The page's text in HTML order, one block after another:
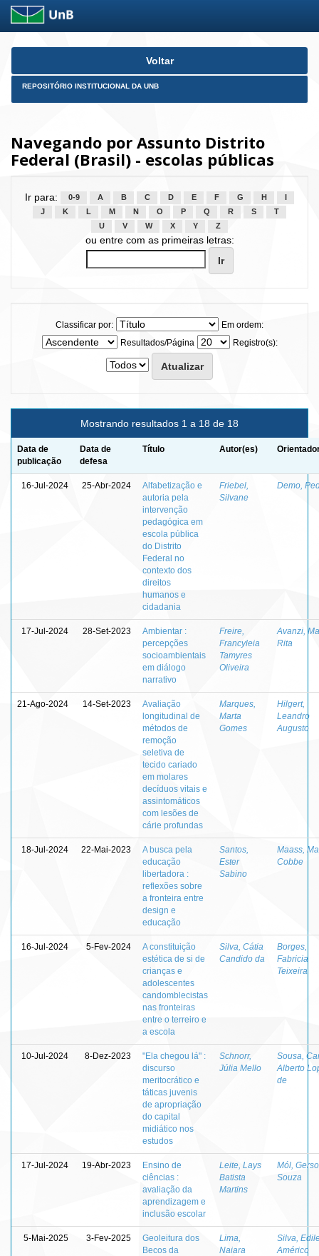
Skip
Voltar
REPOSITÓRIO INSTITUCIONAL DA UNB
Navegando por Assunto Distrito
Federal (Brasil) - escolas públicas
Ir para: 0-9 A B C D E F G H
J
K L M N O P Q R S
T
U
V W X Y Z
ou entre com as primeiras letras:
Classificar por:
Em ordem:
Resultados/Página
Registro(s):
Mostrando resultados 1 a 18 de 18
Data de
publicação
Data de
defesa
Título Autor(es)
16-Jul-2024 25-Abr-2024
Alfabetização e
autoria pela
intervenção
pedagógica em
escola pública
do Distrito
Federal no
contexto dos
direitos
humanos e
cidadania
Friebel,
Silvane
Demo,
17-Jul-2024 28-Set-2023
Ambientar :
percepções
socioambientais
em diálogo
narrativo
Freire,
Francyleia
Tamyres
Oliveira
Avanzi,
Rita
21-Ago-2024 14-Set-2023
Avaliação
longitudinal de
métodos de
remoção
seletiva de
tecido cariado
em molares
decíduos vitais e
assintomáticos
com lesões de
cárie profundas
Marques,
Marta
Gomes
Hilgert,
Leandro
Augusto
18-Jul-2024 22-Mai-2023
A busca pela
educação
libertadora :
reflexões sobre
a fronteira entre
design e
educação
Santos,
Ester
Sabino
Maass,
Cobbe
16-Jul-2024 5-Fev-2024
A constituição
estética de si de
crianças e
adolescentes
candomblecistas
nas fronteiras
entre o terreiro e
a escola
Silva, Cátia
Candido da
Borges,
Fabricia
Teixeira
10-Jul-2024 8-Dez-2023
"Ela chegou lá" :
discurso
meritocrático e
táticas juvenis
de apropriação
do capital
midiático nos
estudos
Schnorr,
Júlia Mello
Sousa,
Alberto
de
17-Jul-2024 19-Abr-2023
Ensino de
ciências :
avaliação da
aprendizagem e
inclusão escolar
Leite, Lays
Batista
Martins
Mól,
Souza
5-Mai-2025 3-Fev-2025
Geoleitura dos
Becos da
Lima,
Naiara
Silva,
Américo